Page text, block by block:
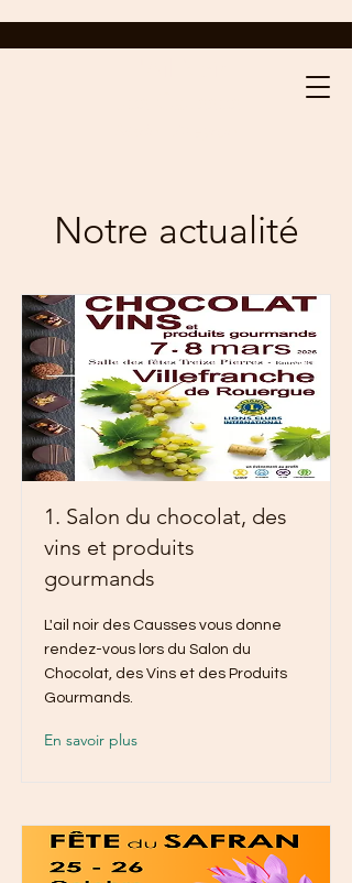
Notre actualité
1. Salon du chocolat, des
vins et produits
gourmands
L'ail noir des Causses vous donne
rendez-vous lors du Salon du
Chocolat, des Vins et des Produits
Gourmands.
En savoir plus